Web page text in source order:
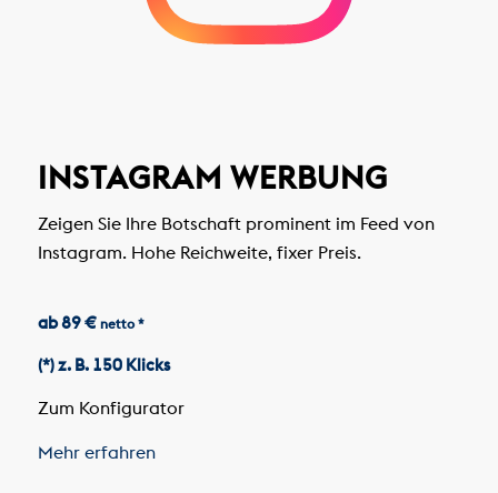
INSTAGRAM WERBUNG
Zeigen Sie Ihre Botschaft prominent im Feed von
Instagram. Hohe Reichweite, fixer Preis.
ab 89 € netto *
(*) z. B. 150 Klicks
Zum Konfigurator
Mehr erfahren